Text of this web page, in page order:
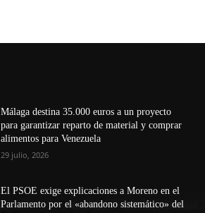
Málaga destina 35.000 euros a un proyecto
para garantizar reparto de material y comprar
alimentos para Venezuela
29 julio, 2026
El PSOE exige explicaciones a Moreno en el
Parlamento por el «abandono sistemático» del